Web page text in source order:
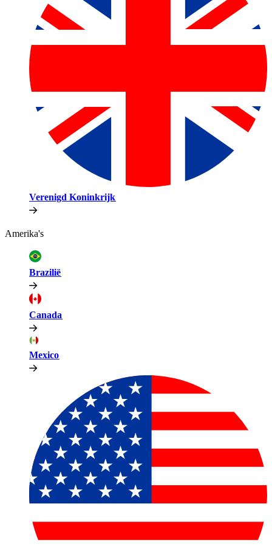
Verenigd Koninkrijk​​
Amerika's​​
Brazilië​​
Canada​​
Mexico​​